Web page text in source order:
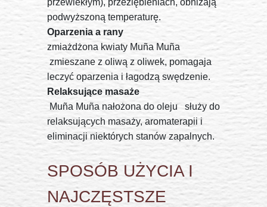
przewlekłym), przeziębieniach, obniżają
podwyższoną temperaturę.
Oparzenia a rany
zmiażdżona kwiaty Muña Muña
zmieszane z oliwą z oliwek, pomagaja
leczyć oparzenia i łagodzą swędzenie.
Relaksujące masaże
Muña Muña nałożona do oleju służy do
relaksujących masaży, aromaterapii i
eliminacji niektórych stanów zapalnych.
SPOSÓB UŻYCIA I
NAJCZĘSTSZE